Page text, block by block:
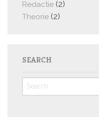
Redactie (2)
Theorie (2)
SEARCH